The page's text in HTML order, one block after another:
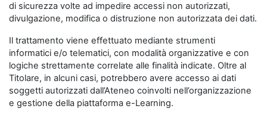
di sicurezza volte ad impedire accessi non autorizzati,
divulgazione, modifica o distruzione non autorizzata dei dati.
Il trattamento viene effettuato mediante strumenti
informatici e/o telematici, con modalità organizzative e con
logiche strettamente correlate alle finalità indicate. Oltre al
Titolare, in alcuni casi, potrebbero avere accesso ai dati
soggetti autorizzati dall’Ateneo coinvolti nell’organizzazione
e gestione della piattaforma e-Learning.